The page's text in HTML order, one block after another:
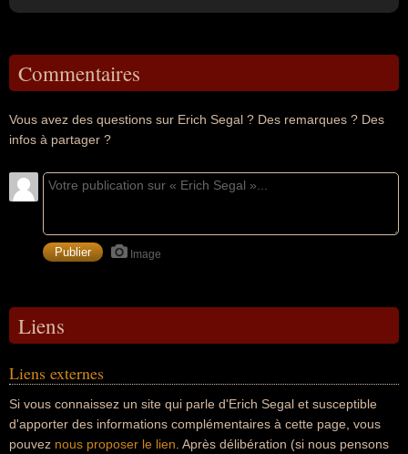
Commentaires
Vous avez des questions sur Erich Segal ? Des remarques ? Des
infos à partager ?
Image
Liens
Liens externes
Si vous connaissez un site qui parle d'Erich Segal et susceptible
d'apporter des informations complémentaires à cette page, vous
pouvez nous proposer le lien . Après délibération (si nous pensons